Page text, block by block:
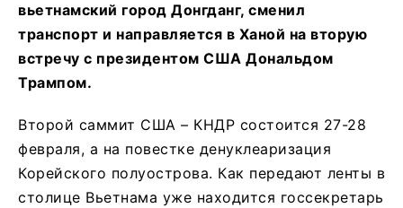
вьетнамский город Донгданг, сменил
транспорт и направляется в Ханой на вторую
встречу с президентом США Дональдом
Трампом.
Второй саммит США – КНДР состоится 27-28
февраля, а на повестке денуклеаризация
Корейского полуострова. Как передают ленты в
столице Вьетнама уже находится госсекретарь